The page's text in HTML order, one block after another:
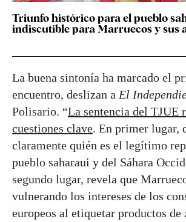
Triunfo histórico para el pueblo
indiscutible para Marruecos y sus
La buena sintonía ha marcado el
encuentro, deslizan a El
Polisario. “La sentencia del TJUE
cuestiones clave. En primer lugar,
claramente quién es el legítimo
pueblo saharaui y del Sáhara
segundo lugar, revela que
vulnerando los intereses de los
europeos al etiquetar productos de